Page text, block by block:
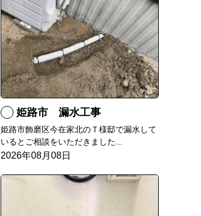
姫路市 漏水工事
姫路市飾磨区今在家北のＴ様邸で漏水して
いるとご相談をいただきました...
2026年08月08日